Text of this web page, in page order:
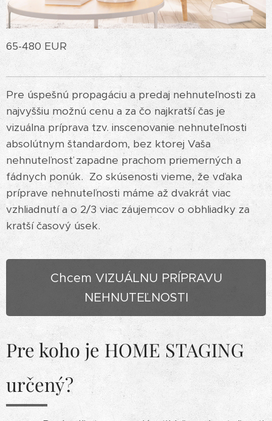
65-480 EUR
Pre úspešnú propagáciu a predaj nehnuteľnosti za
najvyššiu možnú cenu a za čo najkratší čas je
vizuálna príprava tzv. inscenovanie nehnuteľnosti
absolútnym štandardom, bez ktorej Vaša
nehnuteľnosť zapadne prachom priemerných a
fádnych ponúk. Zo skúsenosti vieme, že vďaka
príprave nehnuteľnosti máme až dvakrát viac
vzhliadnutí a o 2/3 viac záujemcov o obhliadky za
kratší časový úsek.
Chcem VIZUÁLNU PRÍPRAVU
NEHNUTEĽNOSTI
Pre koho je HOME STAGING
určený?